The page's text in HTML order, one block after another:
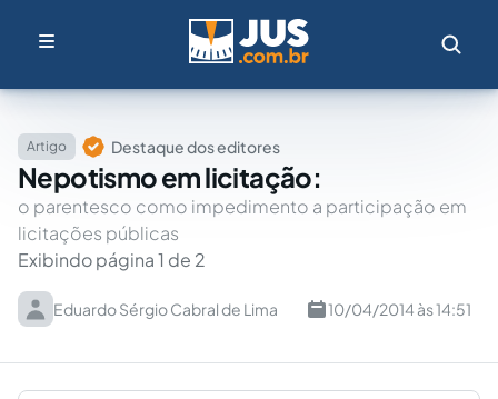
Artigo Destaque dos editores
Nepotismo em licitação:
o parentesco como impedimento a participação em
licitações públicas
Exibindo página 1 de 2
Eduardo Sérgio Cabral de Lima 10/04/2014 às 14:51